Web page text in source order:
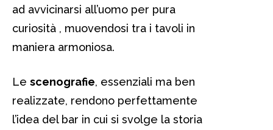
ad avvicinarsi all’uomo per pura
curiosità , muovendosi tra i tavoli in
maniera armoniosa.
Le scenografie, essenziali ma ben
realizzate, rendono perfettamente
l’idea del bar in cui si svolge la storia